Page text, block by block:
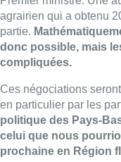
VLD (libéraux
flamands), qui
de droite régionaliste,
possibilité de
Officiellement il n’en
plusieurs reprises.
parce que certains
infréquentables,
la touche cela pourrait
politique de Bart De